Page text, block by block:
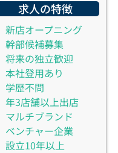
求人の特徴
新店オープニング
幹部候補募集
将来の独立歓迎
本社登用あり
学歴不問
年3店舗以上出店
マルチブランド
ベンチャー企業
設立10年以上